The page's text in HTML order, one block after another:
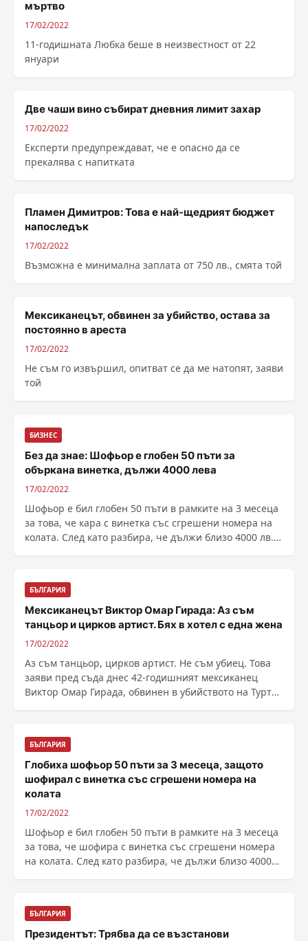
мъртво
17/02/2022
11-годишната Любка беше в неизвестност от 22
януари
Две чаши вино събират дневния лимит захар
17/02/2022
Експерти предупреждават, че е опасно да се
прекалява с напитката
Пламен Димитров: Това е най-щедрият бюджет
напоследък
17/02/2022
Възможна е минимална заплата от 750 лв., смята той
Мексиканецът, обвинен за убийство, остава за
постоянно в ареста
17/02/2022
Не съм го извършил, опитват се да ме натопят, заяви
той
БИЗНЕС
Без да знае: Шофьор е глобен 50 пъти за
объркана винетка, дължи 4000 лева
17/02/2022
Шофьор е бил глобен 50 пъти в рамките на 3 месеца
за това, че кара с винетка със сгрешени номера на
колата. След като разбира, че дължи близо 4000 лв.
БЪЛГАРИЯ
Мексиканецът Виктор Омар Гирада: Аз съм
танцьор и цирков артист. Бях в хотел с една жена
17/02/2022
Аз съм танцьор, цирков артист. Не съм убиец. Това
заяви пред съда днес 42-годишният мексиканец
Виктор Омар Гирада, обвинен в убийството на Туртай
БЪЛГАРИЯ
Глобиха шофьор 50 пъти за 3 месеца, защото
шофирал с винетка със сгрешени номера на
колата
17/02/2022
Шофьор е бил глобен 50 пъти в рамките на 3 месеца
за това, че шофира с винетка със сгрешени номера
на колата. След като разбира, че дължи близо 4000
БЪЛГАРИЯ
Президентът: Трябва да се възстанови